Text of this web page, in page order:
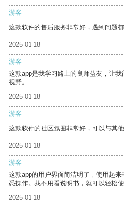
游客
这款软件的售后服务非常好，遇到问题都
2025-01-18
游客
这款app是我学习路上的良师益友，让
视野。
2025-01-18
游客
这款软件的社区氛围非常好，可以与其他
2025-01-18
游客
这款app的用户界面简洁明了，使用起
悉操作。我不用看说明书，就可以轻松使
2025-01-18